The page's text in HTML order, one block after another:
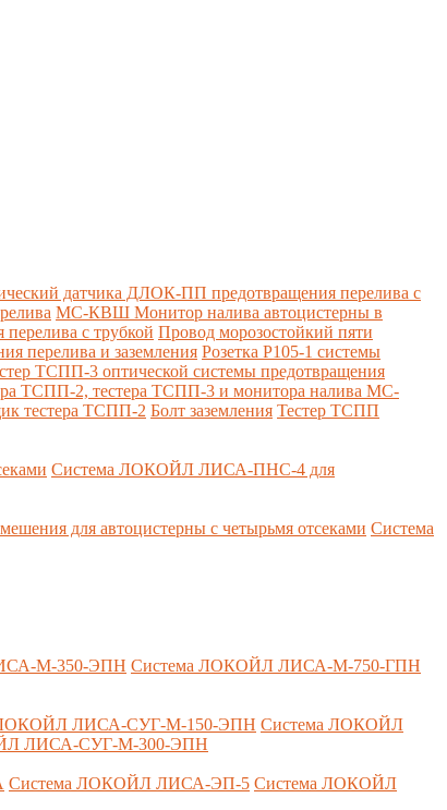
датчика ДЛОК-ПП предотвращения перелива с
МС-КВШ Монитор налива автоцистерны в
с трубкой Провод морозостойкий пяти
перелива и заземления Розетка Р105-1 системы
ТСПП-3 оптической системы предотвращения
ТСПП-2, тестера ТСПП-3 и монитора налива МС-
тестера ТСПП-2 Болт заземления Тестер ТСПП
Система ЛОКОЙЛ ЛИСА-ПНС-4 для
для автоцистерны с четырьмя отсеками Система
М-350-ЭПН Система ЛОКОЙЛ ЛИСА-М-750-ГПН
ЛОКОЙЛ ЛИСА-СУГ-М-150-ЭПН Система ЛОКОЙЛ
ЛИСА-СУГ-М-300-ЭПН
Система ЛОКОЙЛ ЛИСА-ЭП-5 Система ЛОКОЙЛ